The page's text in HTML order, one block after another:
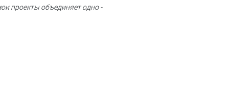
проекты объединяет одно -